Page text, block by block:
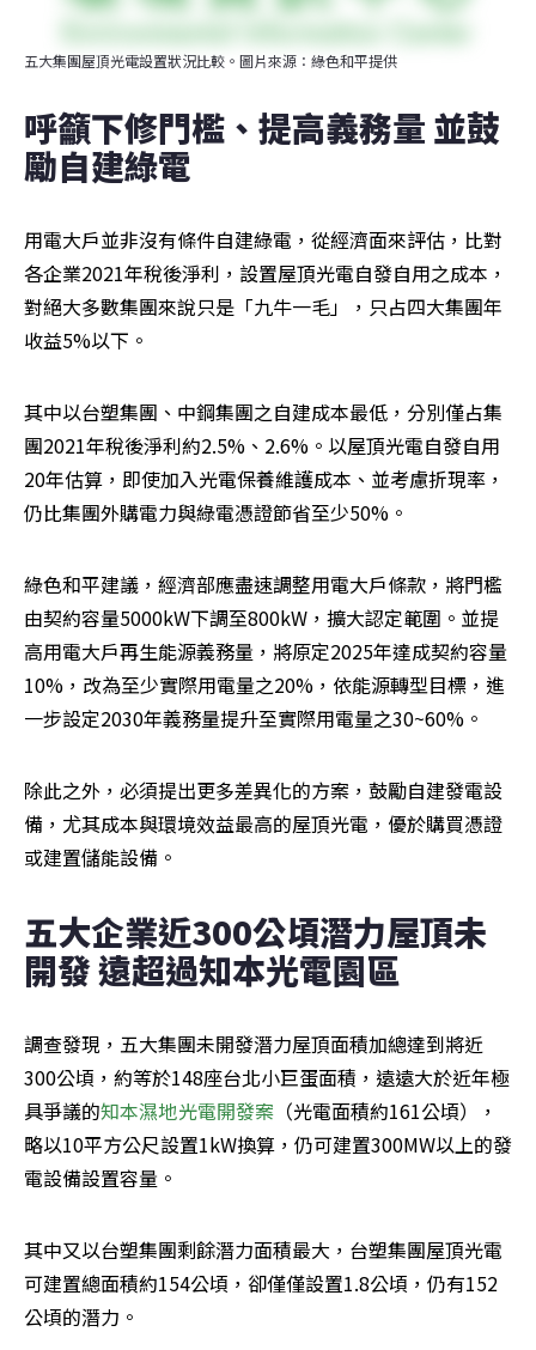
五大集團屋頂光電設置狀況比較。圖片來源：綠色和平提供
呼籲下修門檻、提高義務量 並鼓
勵自建綠電
用電大戶並非沒有條件自建綠電，從經濟面來評估，比對
各企業2021年稅後淨利，設置屋頂光電自發自用之成本，
對絕大多數集團來說只是「九牛一毛」，只占四大集團年
收益5%以下。
其中以台塑集團、中鋼集團之自建成本最低，分別僅占集
團2021年稅後淨利約2.5%、2.6%。以屋頂光電自發自用
20年估算，即使加入光電保養維護成本、並考慮折現率，
仍比集團外購電力與綠電憑證節省至少50%。
綠色和平建議，經濟部應盡速調整用電大戶條款，將門檻
由契約容量5000kW下調至800kW，擴大認定範圍。並提
高用電大戶再生能源義務量，將原定2025年達成契約容量
10%，改為至少實際用電量之20%，依能源轉型目標，進
一步設定2030年義務量提升至實際用電量之30~60%。
除此之外，必須提出更多差異化的方案，鼓勵自建發電設
備，尤其成本與環境效益最高的屋頂光電，優於購買憑證
或建置儲能設備。
五大企業近300公頃潛力屋頂未
開發 遠超過知本光電園區
調查發現，五大集團未開發潛力屋頂面積加總達到將近
300公頃，約等於148座台北小巨蛋面積，遠遠大於近年極
具爭議的知本濕地光電開發案 （光電面積約161公頃），
略以10平方公尺設置1kW換算，仍可建置300MW以上的發
電設備設置容量。
其中又以台塑集團剩餘潛力面積最大，台塑集團屋頂光電
可建置總面積約154公頃，卻僅僅設置1.8公頃，仍有152
公頃的潛力。